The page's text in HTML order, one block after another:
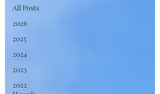
All Posts
2026
2025
2024
2023
2022